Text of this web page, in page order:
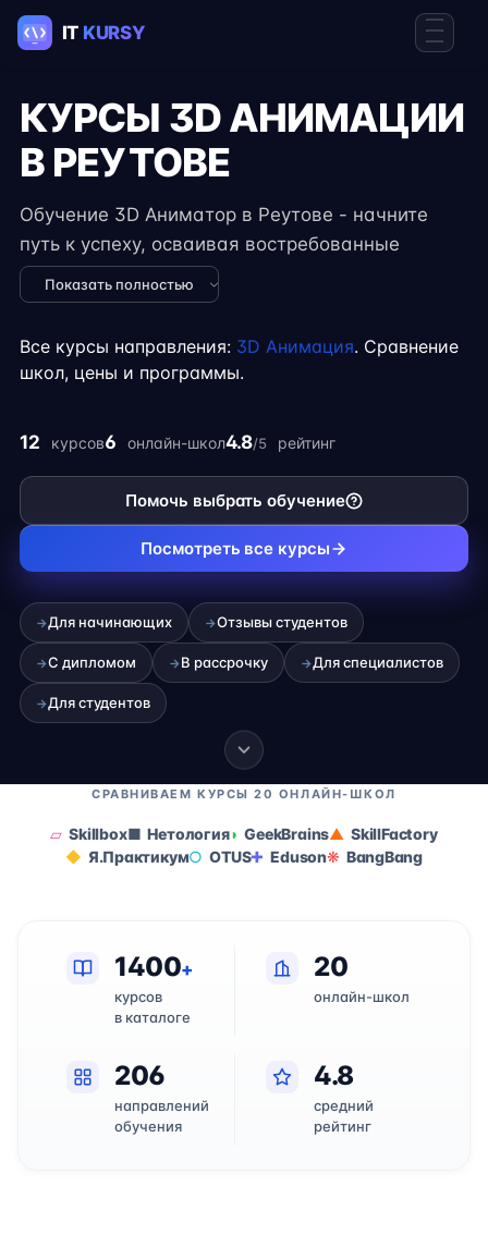
КУРСЫ 3D АНИМАЦИИ
В РЕУТОВЕ
Обучение 3D Аниматор в Реутове - начните
путь к успеху, осваивая востребованные
навыки в IT. Курсы подходят для новичков и
специалистов с опытом, включают
консультации экспертов. Гибкий формат
фрилансе.
Показать полностью
Все курсы направления: 3D Анимация. Сравнение
школ, цены и программы.
12 курсов6 онлайн-школ4.8/5 рейтинг
Помочь выбрать обучение
Посмотреть все курсы
→Для начинающих →Отзывы студентов
→С дипломом →В рассрочку →Для специалистов
→Для студентов
СРАВНИВАЕМ КУРСЫ 20 ОНЛАЙН-ШКОЛ
Skillbox Нетология GeekBrains
SkillFactory
Я.Практикум
OTUS Eduson BangBang
1400+
курсов
в каталоге
20
онлайн-школ
206
направлений
обучения
4.8
средний
рейтинг